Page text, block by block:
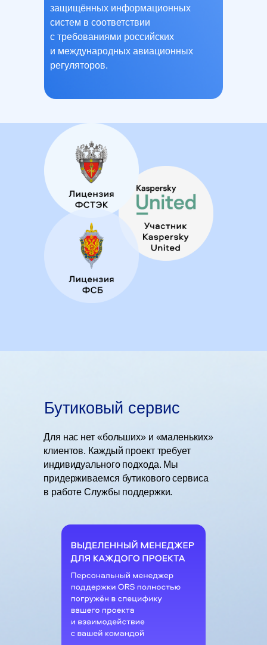
защищённых информационных
систем в соответствии
с требованиями российских
и международных авиационных
регуляторов.
Бутиковый сервис
Для нас нет «больших» и «маленьких»
клиентов. Каждый проект требует
индивидуального подхода. Мы
придерживаемся бутикового сервиса
в работе Службы поддержки.